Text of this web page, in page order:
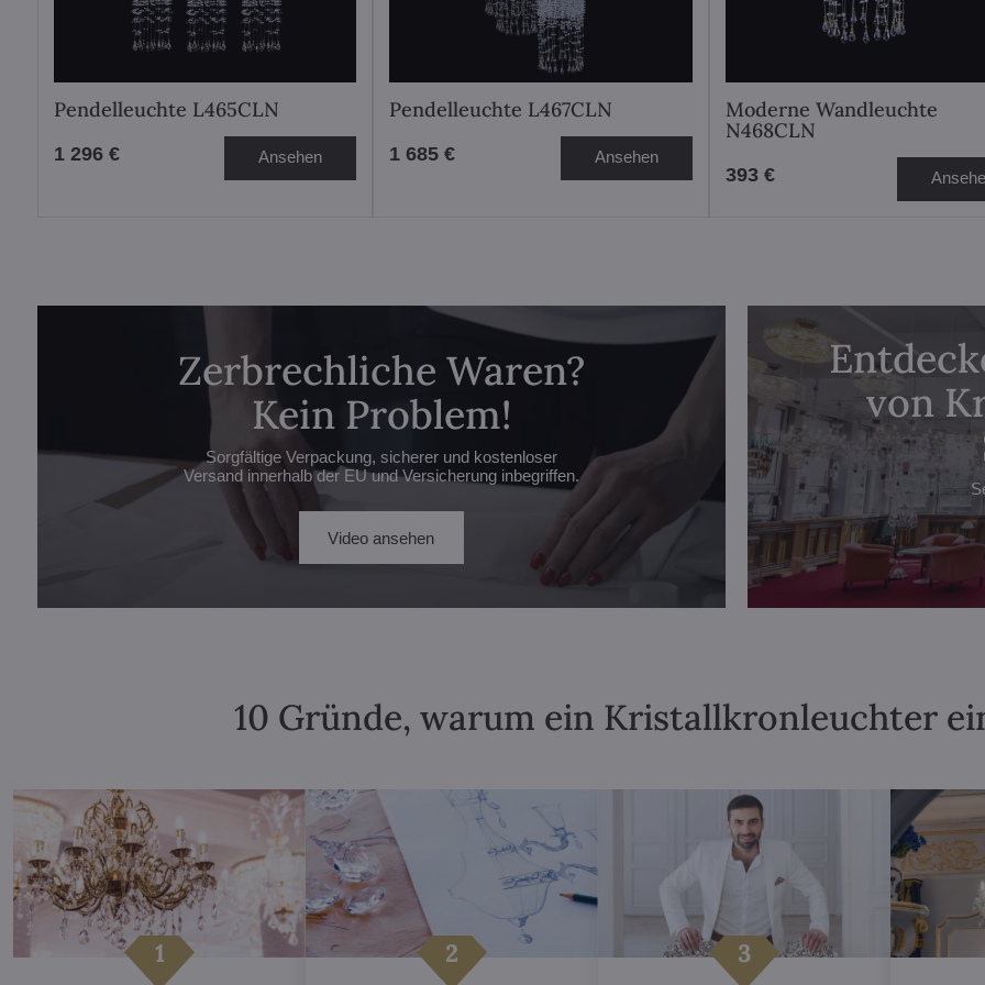
Pendelleuchte L465CLN
1 296 € Ansehen
Pendelleuchte L467CLN
1 685 € Ansehen
Moderne Wandleuchte
N468CLN
393 €
Zerbrechliche Waren?
Kein Problem!
Sorgfältige Verpackung, sicherer und kostenloser
Versand innerhalb der EU und Versicherung inbegriffen.
Video ansehen
von
10 Gründe, warum ein Kristallkronleuchter